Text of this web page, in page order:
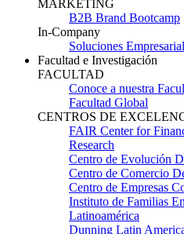
MARKETING
B2B Brand Bootcamp
In-Company
Soluciones
Facultad e Investigación
FACULTAD
Conoce a nuestra
Facultad Global
CENTROS DE
FAIR Center for
Research
Centro de Evolución
Centro de Comercio
Centro de Empresas
Instituto de Familias
Latinoamérica
Dunning Latin